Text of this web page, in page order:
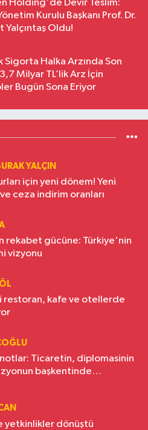
Holding'de Devir Teslim:
Kurulu Başkanı Prof. Dr.
Yalçıntaş Oldu!
Sigorta Halka Arzında Son
Milyar TL’lik Arz İçin
Bugün Sona Eriyor
YALÇIN
için yeni dönem! Yeni
ceza indirim oranları
rekabet gücüne: Türkiye'nin
vizyonu
restoran, kafe ve otellerde
notlar: Ticaretin, diplomasinin
başkentinde
yetkinlikler dönüştü